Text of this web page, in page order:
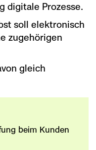
digitale Prozesse.
soll elektronisch
zugehörigen
gleich
beim Kunden